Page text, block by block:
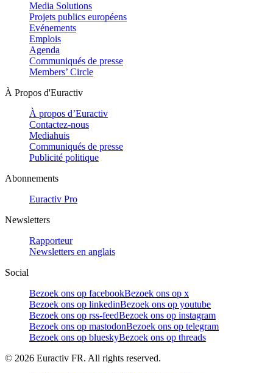
Media Solutions
Projets publics européens
Evénements
Emplois
Agenda
Communiqués de presse
Members’ Circle
À Propos d'Euractiv
À propos d’Euractiv
Contactez-nous
Mediahuis
Communiqués de presse
Publicité politique
Abonnements
Euractiv Pro
Newsletters
Rapporteur
Newsletters en anglais
Social
Bezoek ons op facebookBezoek ons op x
Bezoek ons op linkedinBezoek ons op youtube
Bezoek ons op rss-feedBezoek ons op instagram
Bezoek ons op mastodonBezoek ons op telegram
Bezoek ons op blueskyBezoek ons op threads
© 2026 Euractiv FR. All rights reserved.